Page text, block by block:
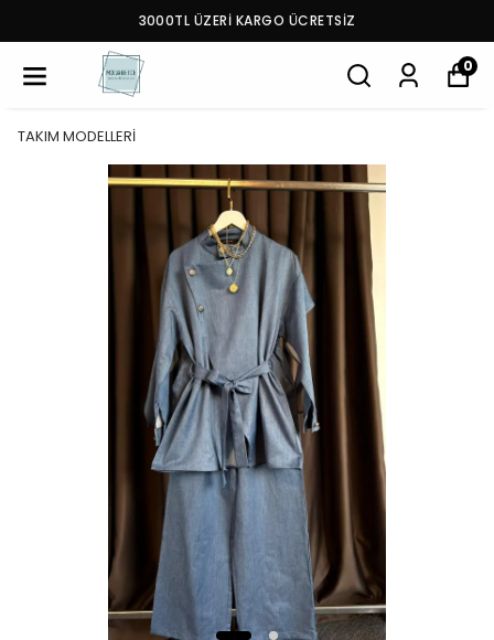
3000TL ÜZERİ KARGO ÜCRETSİZ
0
TAKIM MODELLERİ